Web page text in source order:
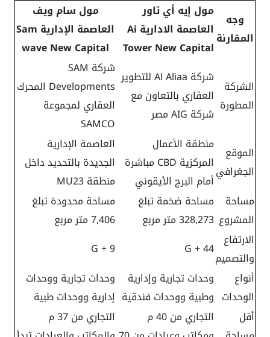
وجه
المقارنة
مول إيه أي تاور
العاصمة الادارية Ai
Tower New Capital
مول سام ويف
العاصمة الإدارية Sam
wave New Capital
الشركة
المطورة
شركة Al Aliaa للتطوير
العقاري بالتعاون مع
شركة AIG مصر
شركة SAM
Developments المحرك
العقاري لمجموعة
SAMCO
الموقع
الجغرافي
منطقة الأعمال
المركزية CBD مباشرة
أمام البرج الأيقوني
العاصمة الإدارية
الجديدة بالتحديد داخل
منطقة MU23
مساحة
المشروع
مساحة ضخمة تبلغ
328,273 متر مربع
مساحة محدودة تبلغ
7,406 متر مربع
الارتفاع
والتصميم
G + 44
G + 9
أنواع
الوحدات
وحدات تجارية وإدارية
وطبية ووحدات فندقية
وحدات تجارية ووحدات
إدارية ووحدات طبية
أقل
التجاري من 40 م
التجاري من 37 م